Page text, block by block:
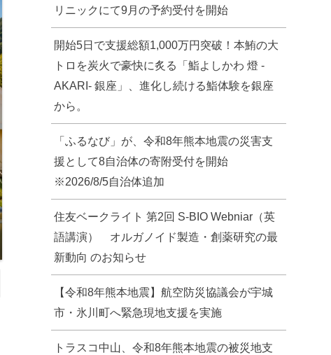
リニックにて9月の予約受付を開始
開始5日で支援総額1,000万円突破！本鮪の大
トロを炭火で豪快に炙る「鮨よしかわ 燈 -
AKARI- 銀座」、進化し続ける鮨体験を銀座
から。
「ふるなび」が、令和8年熊本地震の災害支
援として8自治体の寄附受付を開始
※2026/8/5自治体追加
住友ベークライト 第2回 S-BIO Webniar（英
語講演） オルガノイド製造・創薬研究の最
新動向 のお知らせ
【令和8年熊本地震】航空防災協議会が宇城
市・氷川町へ緊急現地支援を実施
トラスコ中山、令和8年熊本地震の被災地支